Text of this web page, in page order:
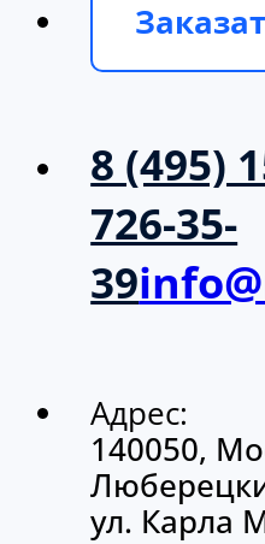
8 (495)
726-35-
39
Адрес:
140050,
ул. Карла